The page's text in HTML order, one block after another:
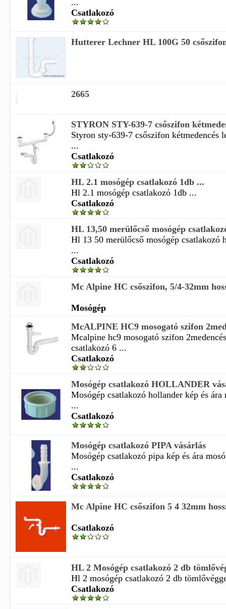
...
Csatlakozó
Hutterer Lechner HL 100G 50
2665
STYRON STY-639-7 csőszifon
Styron sty-639-7 csőszifon kétmedencés
...
Csatlakozó
HL 2.1 mosógép csatlakozó 1db ...
Hl 2.1 mosógép csatlakozó 1db ...
Csatlakozó
HL 13,50 merülőcső mosógép
Hl 13 50 merülőcső mosógép csatlakozó
...
Csatlakozó
Mc Alpine HC csőszifon, 5/4-32mm
Mosógép
McALPINE HC9 mosogató szifon
Mcalpine hc9 mosogató szifon
csatlakozó 6 ...
Csatlakozó
Mosógép csatlakozó HOLLANDER
Mosógép csatlakozó hollander kép és ára
...
Csatlakozó
Mosógép csatlakozó PIPA vásárlás
Mosógép csatlakozó pipa kép és ára
...
Csatlakozó
Mc Alpine HC csőszifon 5 4 32mm
Csatlakozó
HL 2 Mosógép csatlakozó 2 db
Hl 2 mosógép csatlakozó 2 db
Csatlakozó